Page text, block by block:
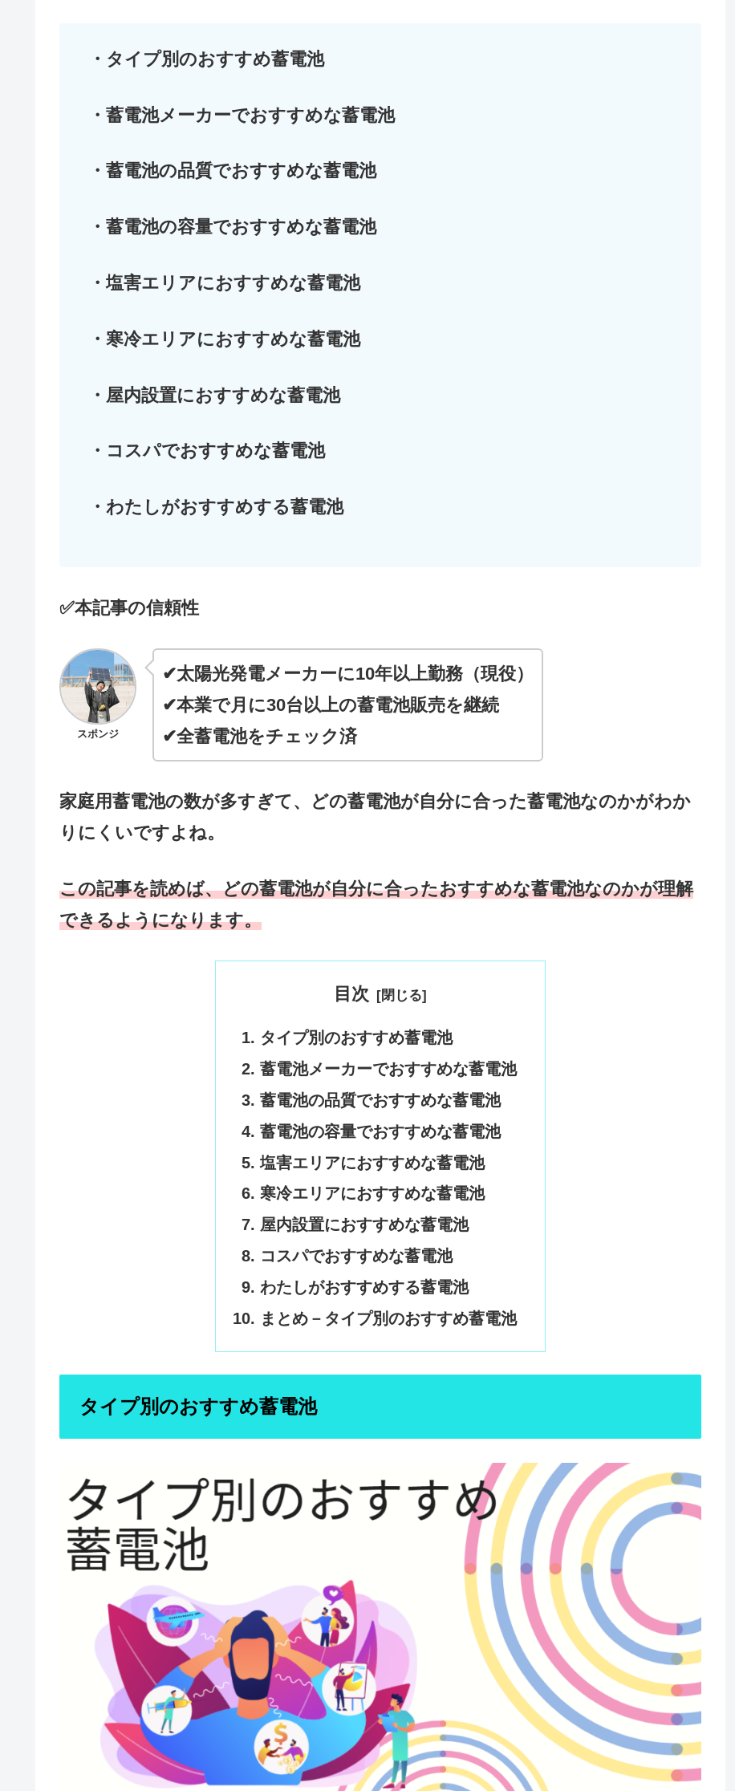
・タイプ別のおすすめ蓄電池
・蓄電池メーカーでおすすめな蓄電池
・蓄電池の品質でおすすめな蓄電池
・蓄電池の容量でおすすめな蓄電池
・塩害エリアにおすすめな蓄電池
・寒冷エリアにおすすめな蓄電池
・屋内設置におすすめな蓄電池
・コスパでおすすめな蓄電池
・わたしがおすすめする蓄電池
✅本記事の信頼性
スポンジ
✔太陽光発電メーカーに10年以上勤務（現役）
✔本業で月に30台以上の蓄電池販売を継続
✔全蓄電池をチェック済
家庭用蓄電池の数が多すぎて、どの蓄電池が自分に合った蓄電池なのかがわか
りにくいですよね。
この記事を読めば、どの蓄電池が自分に合ったおすすめな蓄電池なのかが理解
できるようになります。
目次
タイプ別のおすすめ蓄電池
蓄電池メーカーでおすすめな蓄電池
蓄電池の品質でおすすめな蓄電池
蓄電池の容量でおすすめな蓄電池
塩害エリアにおすすめな蓄電池
寒冷エリアにおすすめな蓄電池
屋内設置におすすめな蓄電池
コスパでおすすめな蓄電池
わたしがおすすめする蓄電池
まとめ－タイプ別のおすすめ蓄電池
タイプ別のおすすめ蓄電池